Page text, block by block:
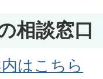
相談窓口
はこちら